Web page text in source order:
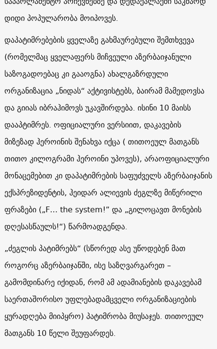
დიდი პოპულარობა მოიპოვეს.
დაპატიმრებების ყველაზე გახმაურებული შემთხვევა
(რომელმაც ყველაფერს მიჩვეული აზერბაიჯანული
საზოგადოებაც კი გააოგნა) ახალგაზრდული
ორგანიზაცია „ნიდას“ აქტივისტებს, ბაირამ მამედოვსა
და გიიას იბრაჰიმოვს უკავშირდება. ისინი 10 მაისს
დააპტიმრეს. ოფიციალური ვერსიით, დაკავების
მიზეზად ჰეროინის შენახვა იქცა ( თითოეულ მათგანს
თითო კილოგრამი ჰეროინი უპოვეს), არაოფიციალური
მონაცემებით კი დაპატიმრების საფუძველს აზერბაიჯანის
ექსპრეზიდენტის, ჰეიდარ ალიევის ძეგლზე მიწერილი
ფრაზები („F… the system!” და „გილოცავთ მონების
დღესასწაულს!“) წარმოადგენდა.
„ძეგლის პატიმრებს“ (სწორედ ასე უწოდებენ მათ
როგორც აზერბაიჯანში, ისე საზღვარგარეთ –
გამომდინარე იქიდან, რომ ამ ადამიანების დაკავებამ
საერთაშორისო უფლებადამცველი ორგანიზაციების
ყურადღება მიიპყრო) პატიმრობა მიუსაჯეს. თითოეულ
მათგანს 10 წელი შეუფარდეს.